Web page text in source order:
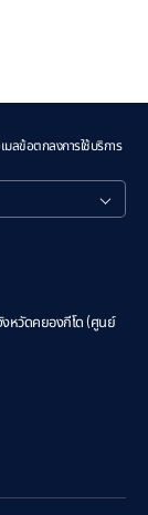
มลข้อตกลงการใช้บริการ
หวัดคยองกีโด (ศูนย์